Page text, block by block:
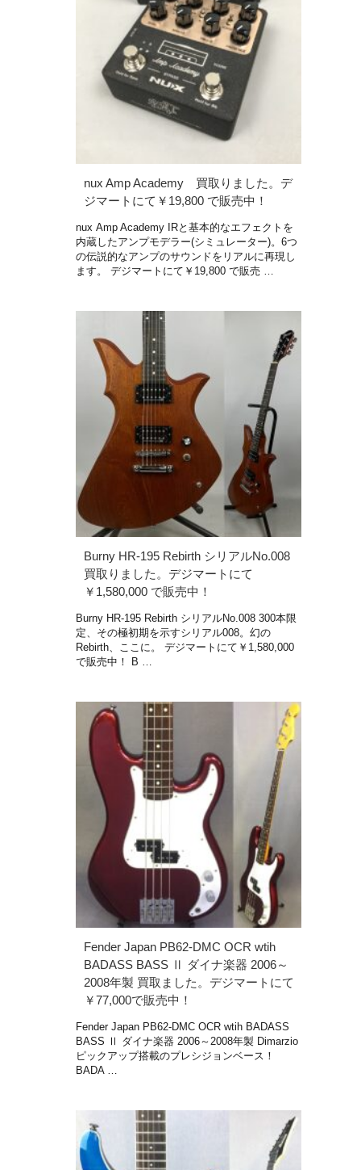
nux Amp Academy 買取りました。デ
ジマートにて￥19,800 で販売中！
nux Amp Academy IRと基本的なエフェクトを
内蔵したアンプモデラー(シミュレーター)。6つ
の伝説的なアンプのサウンドをリアルに再現し
ます。 デジマートにて￥19,800 で販売 …
Burny HR-195 Rebirth シリアルNo.008
買取りました。デジマートにて
￥1,580,000 で販売中！
Burny HR-195 Rebirth シリアルNo.008 300本限
定、その極初期を示すシリアル008。幻の
Rebirth、ここに。 デジマートにて￥1,580,000
で販売中！ B …
Fender Japan PB62-DMC OCR wtih
BADASS BASS Ⅱ ダイナ楽器 2006～
2008年製 買取ました。デジマートにて
￥77,000で販売中！
Fender Japan PB62-DMC OCR wtih BADASS
BASS Ⅱ ダイナ楽器 2006～2008年製 Dimarzio
ピックアップ搭載のプレシジョンベース！
BADA …